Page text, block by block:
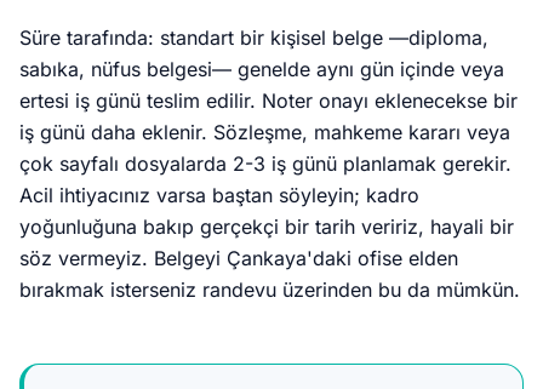
Süre tarafında: standart bir kişisel belge —diploma,
sabıka, nüfus belgesi— genelde aynı gün içinde veya
ertesi iş günü teslim edilir. Noter onayı eklenecekse bir
iş günü daha eklenir. Sözleşme, mahkeme kararı veya
çok sayfalı dosyalarda 2-3 iş günü planlamak gerekir.
Acil ihtiyacınız varsa baştan söyleyin; kadro
yoğunluğuna bakıp gerçekçi bir tarih veririz, hayali bir
söz vermeyiz. Belgeyi Çankaya'daki ofise elden
bırakmak isterseniz randevu üzerinden bu da mümkün.